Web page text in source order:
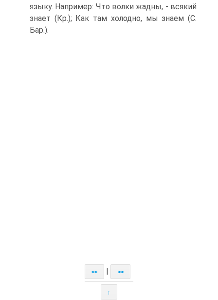
языку. Например: Что волки жадны, - всякий
знает (Кр.); Как там холодно, мы знаем (С.
Бар.).
<< >>
↑